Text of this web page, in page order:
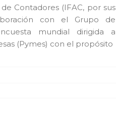
Contadores (IFAC, por sus
con el Grupo de
mundial dirigida a
(Pymes) con el propósito